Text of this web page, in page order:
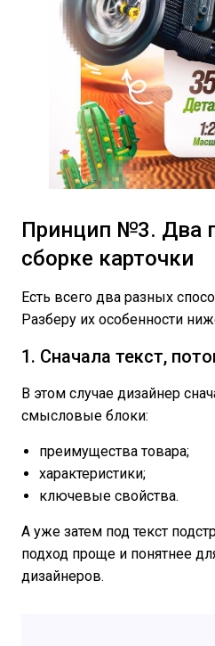
Принцип №3. Два
сборке карточки
Есть всего два разных
Разберу их особенности
1. Сначала текст,
В этом случае дизайнер
смысловые блоки:
преимущества товара;
характеристики;
ключевые свойства.
А уже затем под текст
подход проще и понятнее
дизайнеров.